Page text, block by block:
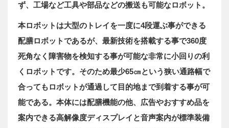
ず、工場など工具や部品などの搬送も可能なロボット。
本ロボットは大型のトレイを一度に4段運ぶ事ができる
配膳ロボットであるが、最新技術を搭載する事で360度
死角なく障害物を検知する事が可能な非常に小回りの利
くロボットです。そのため最少65㎝という狭い通路幅で
合ってもロボットが通過して目的地まで到着する事が可
能である。本体には配膳機能の他、広告やおすすめ品を
案内できる高解像度ディスプレイと音声案内が標準装備